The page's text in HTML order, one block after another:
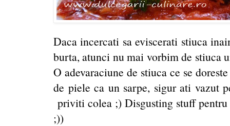
Daca incercati sa eviscerati stiuca
burta, atunci nu mai vorbim de stiuca
O adevaraciune de stiuca ce se
de piele ca un sarpe, sigur ati vazut
priviti colea ;) Disgusting stuff
;))